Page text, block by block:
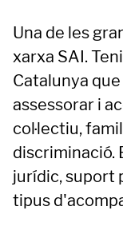
Una de les
xarxa SAI.
Catalunya
assessorar i
col·lectiu,
discriminació.
jurídic, suport
tipus